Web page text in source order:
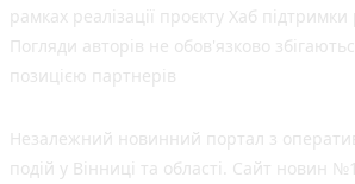
рамках реалізації проєкту Хаб підтримки
Погляди авторів не обов'язково
позицією партнерів
Незалежний новинний портал з
подій у Вінниці та області. Сайт новин